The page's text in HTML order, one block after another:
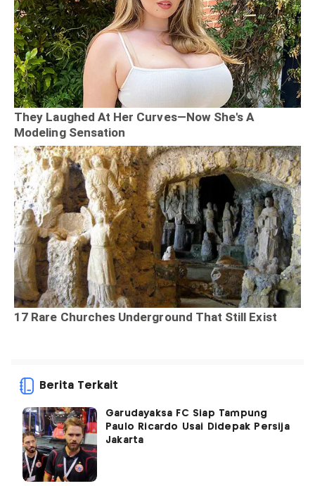
Berita Terkait
Garudayaksa FC Siap Tampung
Paulo Ricardo Usai Didepak Persija
Jakarta